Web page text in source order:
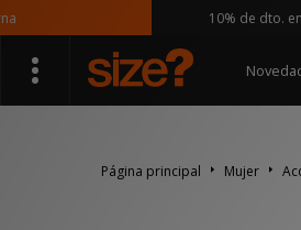
10% de dto. en
Página principal Mujer